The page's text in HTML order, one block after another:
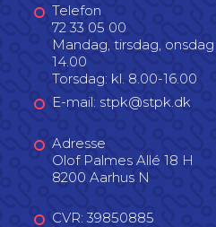
Telefon
72 33 05 00
Mandag, tirsdag,
14.00
Torsdag: kl. 8.00-16.00
E-mail: stpk@stpk.dk
Adresse
Olof Palmes Allé 18 H
8200 Aarhus N
CVR: 39850885